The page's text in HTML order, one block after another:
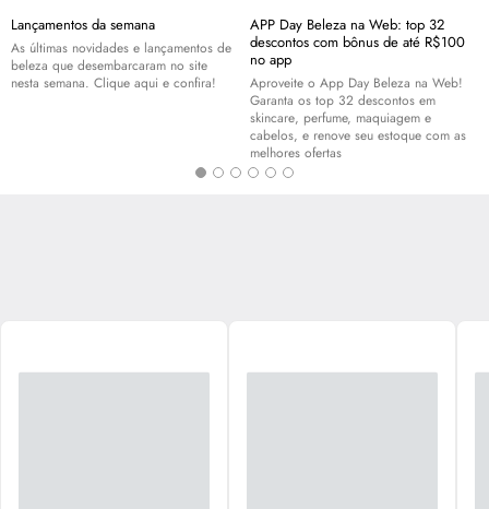
Lançamentos da semana
As últimas novidades e lançamentos de
beleza que desembarcaram no site
nesta semana. Clique aqui e confira!
APP Day Beleza na Web: top 32
descontos com bônus de até R$100
no app
Aproveite o App Day Beleza na Web!
Garanta os top 32 descontos em
skincare, perfume, maquiagem e
cabelos, e renove seu estoque com as
melhores ofertas